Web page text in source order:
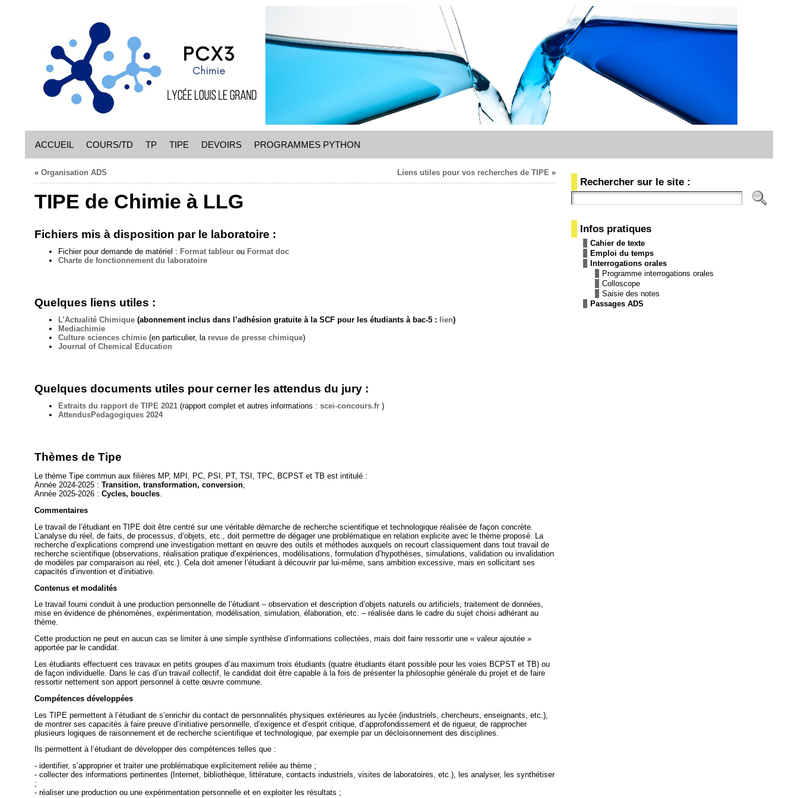
ACCUEIL COURS/TD TP TIPE DEVOIRS PROGRAMMES PYTHON
« Organisation ADS Liens utiles pour vos recherches de TIPE »
TIPE de Chimie à LLG
Fichiers mis à disposition par le laboratoire :
Fichier pour demande de matériel : Format tableur ou Format doc
Charte de fonctionnement du laboratoire
Quelques liens utiles :
L’Actualité Chimique (abonnement inclus dans l’adhésion gratuite à la SCF pour les étudiants à bac-5 : lien)
Mediachimie
Culture sciences chimie (en particulier, la revue de presse chimique)
Journal of Chemical Education
Quelques documents utiles pour cerner les attendus du jury :
Extraits du rapport de TIPE 2021 (rapport complet et autres informations : scei-concours.fr )
AttendusPedagogiques 2024
Thèmes de Tipe
Le thème Tipe commun aux filières MP, MPI, PC, PSI, PT, TSI, TPC, BCPST et TB est intitulé :
Année 2024-2025 : Transition, transformation, conversion,
Année 2025-2026 : Cycles, boucles.
Commentaires
Le travail de l’étudiant en TIPE doit être centré sur une véritable démarche de recherche scientifique et technologique réalisée de façon concrète.
L’analyse du réel, de faits, de processus, d’objets, etc., doit permettre de dégager une problématique en relation explicite avec le thème proposé. La
recherche d’explications comprend une investigation mettant en œuvre des outils et méthodes auxquels on recourt classiquement dans tout travail de
recherche scientifique (observations, réalisation pratique d’expériences, modélisations, formulation d’hypothèses, simulations, validation ou invalidation
de modèles par comparaison au réel, etc.). Cela doit amener l’étudiant à découvrir par lui-même, sans ambition excessive, mais en sollicitant ses
capacités d’invention et d’initiative.
Contenus et modalités
Le travail fourni conduit à une production personnelle de l’étudiant – observation et description d’objets naturels ou artificiels, traitement de données,
mise en évidence de phénomènes, expérimentation, modélisation, simulation, élaboration, etc. – réalisée dans le cadre du sujet choisi adhérant au
thème.
Cette production ne peut en aucun cas se limiter à une simple synthèse d’informations collectées, mais doit faire ressortir une « valeur ajoutée »
apportée par le candidat.
Les étudiants effectuent ces travaux en petits groupes d’au maximum trois étudiants (quatre étudiants étant possible pour les voies BCPST et TB) ou
de façon individuelle. Dans le cas d’un travail collectif, le candidat doit être capable à la fois de présenter la philosophie générale du projet et de faire
ressortir nettement son apport personnel à cette œuvre commune.
Compétences développées
Les TIPE permettent à l’étudiant de s’enrichir du contact de personnalités physiques extérieures au lycée (industriels, chercheurs, enseignants, etc.),
de montrer ses capacités à faire preuve d’initiative personnelle, d’exigence et d’esprit critique, d’approfondissement et de rigueur, de rapprocher
plusieurs logiques de raisonnement et de recherche scientifique et technologique, par exemple par un décloisonnement des disciplines.
Ils permettent à l’étudiant de développer des compétences telles que :
- identifier, s’approprier et traiter une problématique explicitement reliée au thème ;
- collecter des informations pertinentes (Internet, bibliothèque, littérature, contacts industriels, visites de laboratoires, etc.), les analyser, les synthétiser
;
- réaliser une production ou une expérimentation personnelle et en exploiter les résultats ;
Rechercher sur le site :
Infos pratiques
Cahier de texte
Emploi du temps
Interrogations orales
Programme interrogations orales
Colloscope
Saisie des notes
Passages ADS